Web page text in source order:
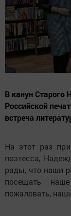
В канун Старого
Российской
встреча
На этот раз
поэтесса,
рады, что наши
посещать
пожаловать,